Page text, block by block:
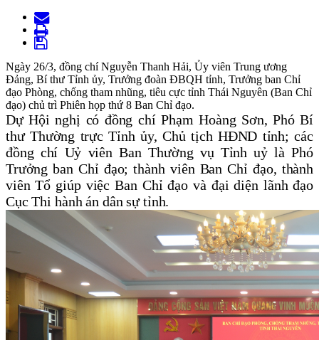
Ngày 26/3, đồng chí Nguyễn Thanh Hải, Ủy viên Trung ương
Đảng, Bí thư Tỉnh ủy, Trưởng đoàn ĐBQH tỉnh, Trưởng ban Chỉ
đạo Phòng, chống tham nhũng, tiêu cực tỉnh Thái Nguyên (Ban Chỉ
đạo) chủ trì Phiên họp thứ 8 Ban Chỉ đạo.
Dự Hội nghị có đồng chí Phạm Hoàng Sơn, Phó Bí
thư Thường trực Tỉnh ủy, Chủ tịch HĐND tỉnh; các
đồng chí Uỷ viên Ban Thường vụ Tỉnh uỷ là Phó
Trưởng ban Chỉ đạo; thành viên Ban Chỉ đạo, thành
viên Tổ giúp việc Ban Chỉ đạo và đại diện lãnh đạo
Cục Thi hành án dân sự tỉnh.